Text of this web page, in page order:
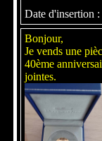
Date d'insertion
Bonjour,
Je vends une
40ème
jointes.